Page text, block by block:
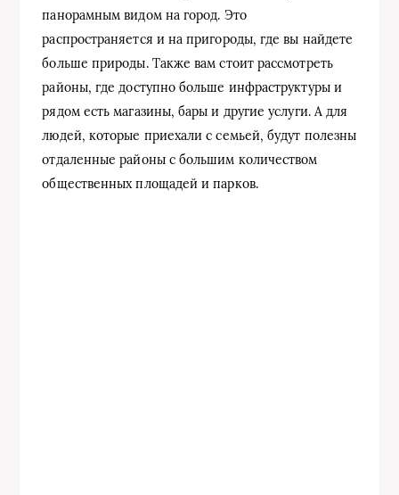
панорамным видом на город. Это
распространяется и на пригороды, где вы найдете
больше природы. Также вам стоит рассмотреть
районы, где доступно больше инфраструктуры и
рядом есть магазины, бары и другие услуги. А для
людей, которые приехали с семьей, будут полезны
отдаленные районы с большим количеством
общественных площадей и парков.